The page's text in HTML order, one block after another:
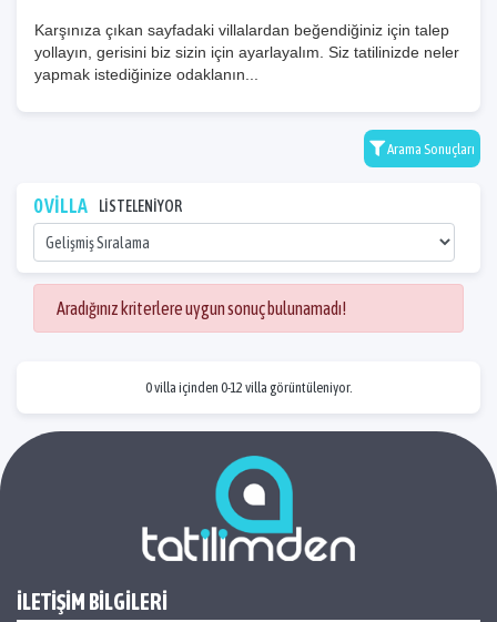
Karşınıza çıkan sayfadaki villalardan beğendiğiniz için talep
yollayın, gerisini biz sizin için ayarlayalım. Siz tatilinizde neler
yapmak istediğinize odaklanın...
Arama Sonuçları
0 VİLLA LİSTELENİYOR
Aradığınız kriterlere uygun sonuç bulunamadı!
0 villa içinden 0-12 villa görüntüleniyor.
İLETİŞİM BİLGİLERİ